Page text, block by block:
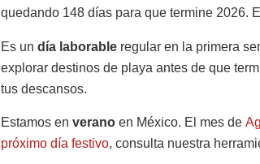
quedando 148 días para que termine 2026.
Es un día laborable regular en la primera
explorar destinos de playa antes de que
tus descansos.
Estamos en verano en México. El mes de
próximo día festivo, consulta nuestra